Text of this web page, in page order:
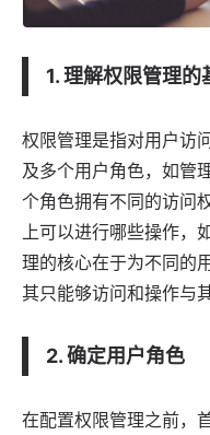
1. 理解权限管理的
权限管理是指对用户访
及多个用户角色，如管
个角色拥有不同的访问
上可以进行哪些操作，
理的核心在于为不同的
其只能够访问和操作与
2. 确定用户角色
在配置权限管理之前，